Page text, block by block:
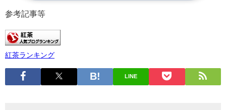
参考記事等
紅茶ランキング
LINE